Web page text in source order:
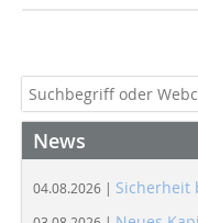
News
04.08.2026 | Sicherheit